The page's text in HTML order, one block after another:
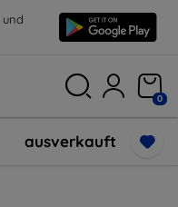
und
0
ausverkauft